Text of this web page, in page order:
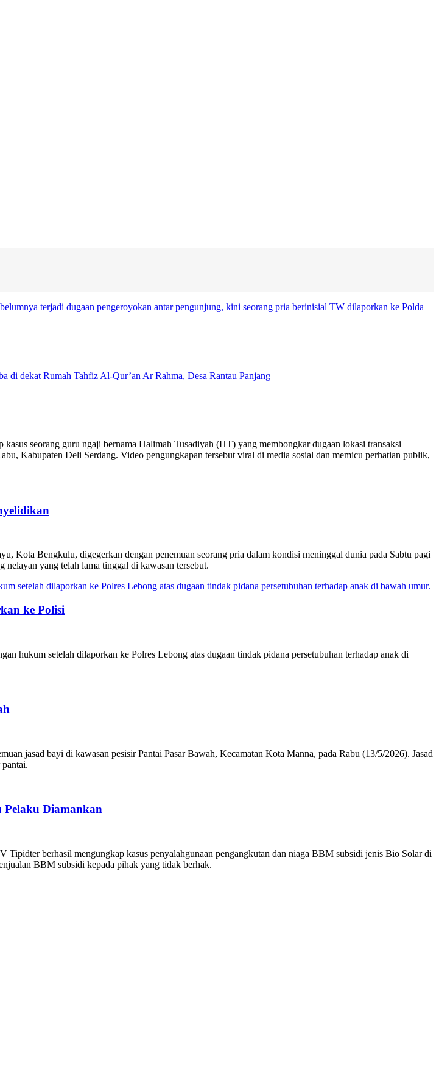
seorang guru ngaji bernama Halimah Tusadiyah (HT) yang membongkar dugaan lokasi transaksi
Kabupaten Deli Serdang. Video pengungkapan tersebut viral di media sosial dan memicu perhatian publik,
Kota Bengkulu, digegerkan dengan penemuan seorang pria dalam kondisi meninggal dunia pada Sabtu pagi
yang telah lama tinggal di kawasan tersebut.
ke Polisi
hukum setelah dilaporkan ke Polres Lebong atas dugaan tindak pidana persetubuhan terhadap anak di
jasad bayi di kawasan pesisir Pantai Pasar Bawah, Kecamatan Kota Manna, pada Rabu (13/5/2026). Jasad
Pelaku Diamankan
berhasil mengungkap kasus penyalahgunaan pengangkutan dan niaga BBM subsidi jenis Bio Solar di
BBM subsidi kepada pihak yang tidak berhak.